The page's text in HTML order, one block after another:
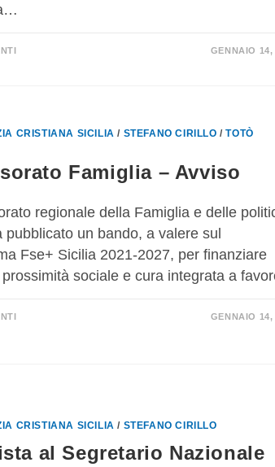
GENNAIO 14,
CRISTIANA SICILIA / STEFANO CIRILLO /TOTÒ
Famiglia – Avviso
regionale della Famiglia e delle
pubblicato un bando, a valere sul
Fse+ Sicilia 2021-2027, per finanziare
sociale e cura integrata a
GENNAIO 14,
CRISTIANA SICILIA / STEFANO CIRILLO
al Segretario Nazionale